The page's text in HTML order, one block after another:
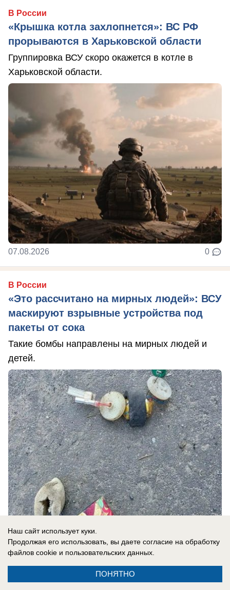
В России
«Крышка котла захлопнется»: ВС РФ
прорываются в Харьковской области
Группировка ВСУ скоро окажется в котле в
Харьковской области.
07.08.2026 0
В России
«Это рассчитано на мирных людей»: ВСУ
маскируют взрывные устройства под
пакеты от сока
Такие бомбы направлены на мирных людей и
детей.
07.08.2026 0
Беременная Мирослава Карпович
Наш сайт использует куки.
Продолжая его использовать, вы даете согласие на обработку
файлов cookie и пользовательских данных.
ПОНЯТНО